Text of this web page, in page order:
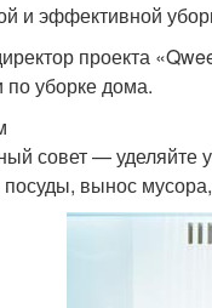
и эффективной
проекта
уборке дома.
совет — уделяйте
вынос